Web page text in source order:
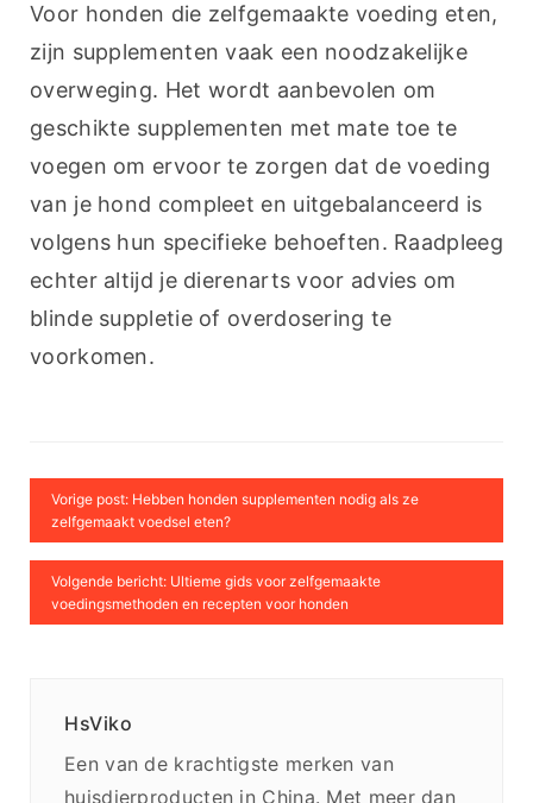
Voor honden die zelfgemaakte voeding eten,
zijn supplementen vaak een noodzakelijke
overweging. Het wordt aanbevolen om
geschikte supplementen met mate toe te
voegen om ervoor te zorgen dat de voeding
van je hond compleet en uitgebalanceerd is
volgens hun specifieke behoeften. Raadpleeg
echter altijd je dierenarts voor advies om
blinde suppletie of overdosering te
voorkomen.
Vorige post: Hebben honden supplementen nodig als ze
zelfgemaakt voedsel eten?
Volgende bericht: Ultieme gids voor zelfgemaakte
voedingsmethoden en recepten voor honden
HsViko
Een van de krachtigste merken van
huisdierproducten in China. Met meer dan